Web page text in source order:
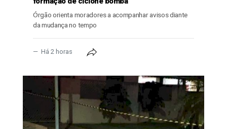
Órgão orienta moradores a acompanhar avisos diante
da mudança no tempo
Há 2 horas